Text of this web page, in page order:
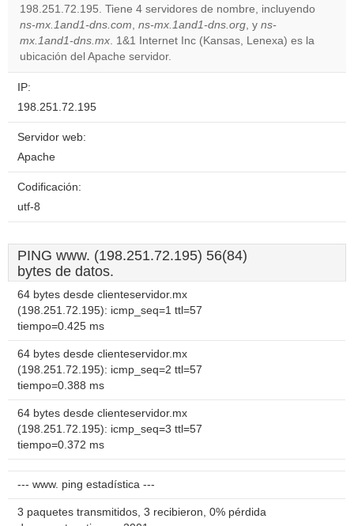
Do you
own this
website?
198.251.72.195. Tiene 4 servidores de nombre, incluyendo
ns-mx.1and1-dns.com, ns-mx.1and1-dns.org, y ns-
mx.1and1-dns.mx. 1&1 Internet Inc (Kansas, Lenexa) es la
ubicación del Apache servidor.
IP:
198.251.72.195
Servidor web:
Apache
Codificación:
utf-8
PING www. (198.251.72.195) 56(84)
bytes de datos.
64 bytes desde clienteservidor.mx
(198.251.72.195): icmp_seq=1 ttl=57
tiempo=0.425 ms
64 bytes desde clienteservidor.mx
(198.251.72.195): icmp_seq=2 ttl=57
tiempo=0.388 ms
64 bytes desde clienteservidor.mx
(198.251.72.195): icmp_seq=3 ttl=57
tiempo=0.372 ms
--- www. ping estadística ---
3 paquetes transmitidos, 3 recibieron, 0% pérdida